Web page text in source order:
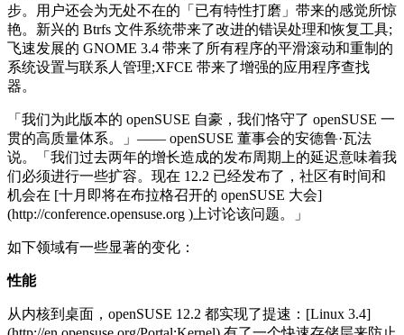
步。用户还会为无处不在的「已有特性打磨」带来的感觉所惊
艳。新兴的 Btrfs 文件系统带来了改进的错误处理和恢复工具;
飞速发展的 GNOME 3.4 带来了所有程序的平滑滚动和重制的
系统设置与联系人管理;XFCE 带来了增强的应用程序查找
器。
「我们为此版本的 openSUSE 自豪，我们恪守了 openSUSE 一
贯的高质量体系。」—— openSUSE 董事会的安德鲁·瓦法
说。「我们过去两年的增长造成的发布周期上的延迟意味着我
们必须进行一些扩容。现在 12.2 已经发布了，社区有时间和
机会在 [十月即将在布拉格召开的 openSUSE 大会]
(http://conference.opensuse.org )上讨论该问题。」
如下领域有一些显著的变化：
性能
从内核到桌面，openSUSE 12.2 都实现了提速：[Linux 3.4]